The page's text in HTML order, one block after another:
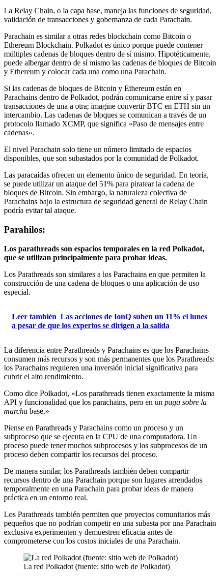
La Relay Chain, o la capa base, maneja las funciones de seguridad,
validación de transacciones y gobernanza de cada Parachain.
Parachain es similar a otras redes blockchain como Bitcoin o
Ethereum Blockchain. Polkadot es único porque puede contener
múltiples cadenas de bloques dentro de sí mismo. Hipotéticamente,
puede albergar dentro de sí mismo las cadenas de bloques de Bitcoin
y Ethereum y colocar cada una como una Parachain.
Si las cadenas de bloques de Bitcoin y Ethereum están en
Parachains dentro de Polkadot, podrán comunicarse entre sí y pasar
transacciones de una a otra; imagine convertir BTC en ETH sin un
intercambio. Las cadenas de bloques se comunican a través de un
protocolo llamado XCMP, que significa «Paso de mensajes entre
cadenas».
El nivel Parachain solo tiene un número limitado de espacios
disponibles, que son subastados por la comunidad de Polkadot.
Las paracaídas ofrecen un elemento único de seguridad. En teoría,
se puede utilizar un ataque del 51% para piratear la cadena de
bloques de Bitcoin. Sin embargo, la naturaleza colectiva de
Parachains bajo la estructura de seguridad general de Relay Chain
podría evitar tal ataque.
Parahilos:
Los parathreads son espacios temporales en la red Polkadot,
que se utilizan principalmente para probar ideas.
Los Parathreads son similares a los Parachains en que permiten la
construcción de una cadena de bloques o una aplicación de uso
especial.
Leer también Las acciones de IonQ suben un 11% el lunes
a pesar de que los expertos se dirigen a la salida
La diferencia entre Parathreads y Parachains es que los Parachains
consumen más recursos y son más permanentes que los Parathreads:
los Parachains requieren una inversión inicial significativa para
cubrir el alto rendimiento.
Como dice Polkadot, «Los parathreads tienen exactamente la misma
API y funcionalidad que los parachains, pero en un paga sobre la
marcha base.»
Piense en Parathreads y Parachains como un proceso y un
subproceso que se ejecuta en la CPU de una computadora. Un
proceso puede tener muchos subprocesos y los subprocesos de un
proceso deben compartir los recursos del proceso.
De manera similar, los Parathreads también deben compartir
recursos dentro de una Parachain porque son lugares arrendados
temporalmente en una Parachain para probar ideas de manera
práctica en un entorno real.
Los Parathreads también permiten que proyectos comunitarios más
pequeños que no podrían competir en una subasta por una Parachain
exclusiva experimenten y demuestren eficacia antes de
comprometerse con los costos iniciales de una Parachain.
La red Polkadot (fuente: sitio web de Polkadot)